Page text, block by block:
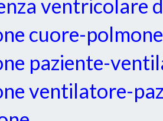
ventricolare
cuore-polmone
paziente-
ventilatore-